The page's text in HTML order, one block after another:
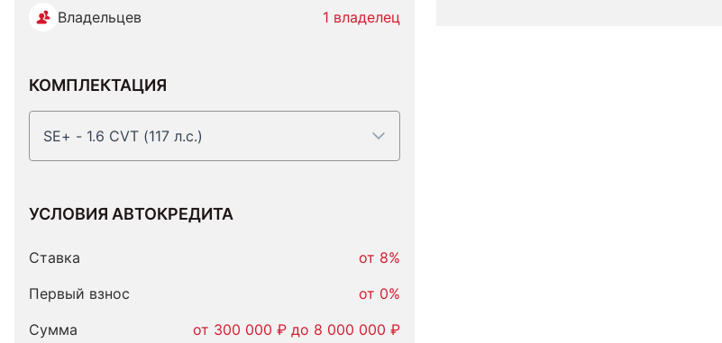
Владельцев 1 владелец
КОМПЛЕКТАЦИЯ
SE+ - 1.6 CVT (117 л.с.)
УСЛОВИЯ АВТОКРЕДИТА
Ставка
от 8%
Первый взнос
от 0%
Сумма
от 300 000 ₽ до 8 000 000 ₽